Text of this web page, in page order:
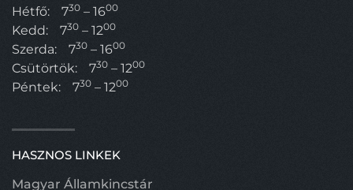
Hétfő: 730 – 1600
Kedd: 730 – 1200
Szerda: 730 – 1600
Csütörtök: 730 – 1200
Péntek: 730 – 1200
HASZNOS LINKEK
Magyar Államkincstár